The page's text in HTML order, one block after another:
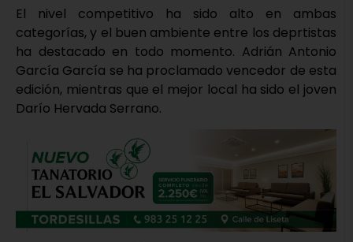
El nivel competitivo ha sido alto en ambas
categorías, y el buen ambiente entre los deprtistas
ha destacado en todo momento. Adrián Antonio
García García se ha proclamado vencedor de esta
edición, mientras que el mejor local ha sido el joven
Darío Hervada Serrano.